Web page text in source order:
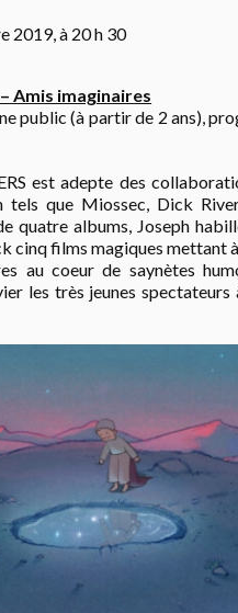
2019, à 20 h 30
Amis imaginaires
public (à partir de 2 ans),
est adepte des
tels que Miossec, Dick
quatre albums, Joseph
cinq films magiques mettant à
au coeur de saynètes
les très jeunes spectateurs